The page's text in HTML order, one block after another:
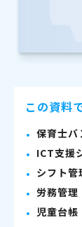
この資料
保育士バ
ICT支援
シフト管
労務管理
児童台